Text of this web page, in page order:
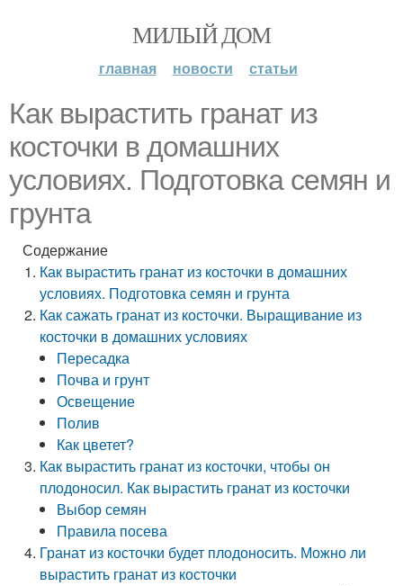
МИЛЫЙ ДОМ
главная новости статьи
Как вырастить гранат из
косточки в домашних
условиях. Подготовка семян и
грунта
Содержание
Как вырастить гранат из косточки в домашних
условиях. Подготовка семян и грунта
Как сажать гранат из косточки. Выращивание из
косточки в домашних условиях
Пересадка
Почва и грунт
Освещение
Полив
Как цветет?
Как вырастить гранат из косточки, чтобы он
плодоносил. Как вырастить гранат из косточки
Выбор семян
Правила посева
Гранат из косточки будет плодоносить. Можно ли
вырастить гранат из косточки